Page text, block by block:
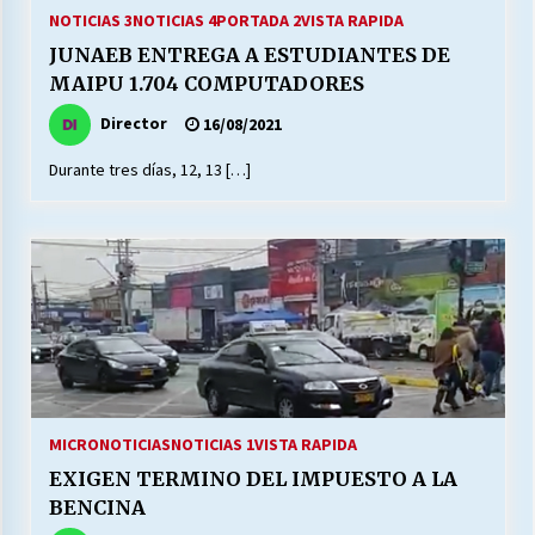
MUNICIPALIDAD, TRABAJADORES, CLIMA
LABORAL:
13/07/2026
Escuela hospitalaria El Carmen de Maipu.
¿Qué habrían dicho?
23/06/2026
VOLVER A SER ALTERNATIVA
16/06/2026
NOTICIAS 3NOTICIAS 4PORTADA 2VISTA RAPIDA
JUNAEB ENTREGA A ESTUDIANTES DE
MAIPU 1.704 COMPUTADORES
Director 16/08/2021
Durante tres días, 12, 13 […]
MICRONOTICIASNOTICIAS 1VISTA RAPIDA
EXIGEN TERMINO DEL IMPUESTO A LA
BENCINA